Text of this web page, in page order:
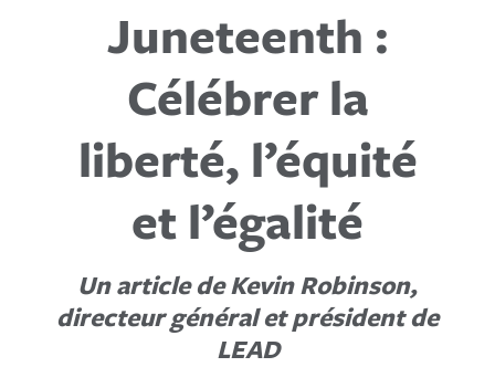
Juneteenth :
Célébrer la
liberté, l’équité
et l’égalité
Un article de Kevin Robinson,
directeur général et président de
LEAD